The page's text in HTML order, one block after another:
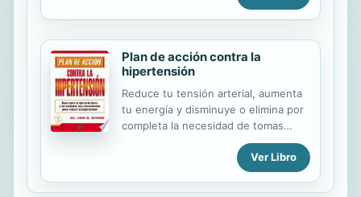
creative, intellectual, athletic, and
development of neurological
connections in the brain. Gimnasia
para el cerebro es un programa de
26 actividades físicas que, aunque
originalmente fueron diseñadas para
capacitar a infantes y adultos para
de aprendizaje” pueden beneficiar a
cualquier persona que la practique.
Plan de acción contra la
hipertensión
Reduce tu tensión arterial, aumenta
tu energía y disminuye o elimina por
completa la necesidad de tomas
medicamentos con Plan de acción
para el control de la hipertensión.
investigaciones, este plan -basado
Ver Libro